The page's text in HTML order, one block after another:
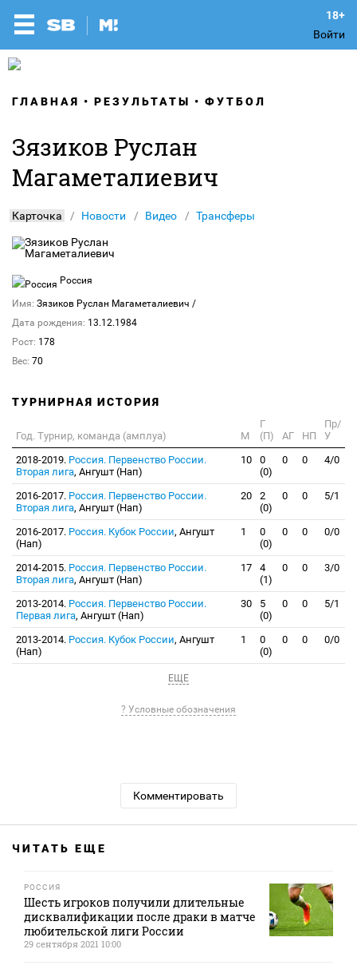
Войти
ГЛАВНАЯ РЕЗУЛЬТАТЫ ФУТБОЛ
Зязиков Руслан
Магаметалиевич
Карточка Новости Видео Трансферы
Россия
Имя: Зязиков Руслан Магаметалиевич /
Дата рождения: 13.12.1984
Рост: 178
Вес: 70
ТУРНИРНАЯ ИСТОРИЯ
Год. Турнир, команда (амплуа) М
Г
(П)
АГ НП
Пр/
У
2018-2019. Россия. Первенство России.
Вторая лига, Ангушт (Нап)
10
0
(0)
0 0 4/0
2016-2017. Россия. Первенство России.
Вторая лига, Ангушт (Нап)
20
2
(0)
0 0 5/1
2016-2017. Россия. Кубок России, Ангушт
(Нап)
1
0
(0)
0 0 0/0
2014-2015. Россия. Первенство России.
Вторая лига, Ангушт (Нап)
17
4
(1)
0 0 3/0
2013-2014. Россия. Первенство России.
Первая лига, Ангушт (Нап)
30
5
(0)
0 0 5/1
2013-2014. Россия. Кубок России, Ангушт
(Нап)
1
0
(0)
0 0 0/0
ЕЩЕ
? Условные обозначения
Комментировать
ЧИТАТЬ ЕЩЕ
РОССИЯ
Шесть игроков получили длительные
дисквалификации после драки в матче
любительской лиги России
29 сентября 2021 10:00